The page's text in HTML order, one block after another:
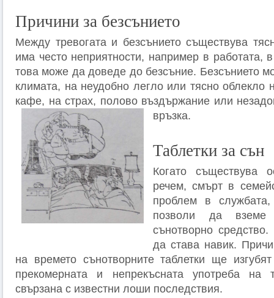
Причини за безсънието
Между тревогата и безсънието съществува
има често неприятности, например в работата,
това може да доведе до безсъние. Безсънието
климата, на неудобно легло или тясно облекло
кафе, на страх, полово въздържание или
връзка.
Таблетки за сън
Когато съществува
речем, смърт в
проблем в
позволи да вземе
сънотворно
да става навик.
на времето сънотворните таблетки ще
прекомерната и непрекъсната употреба на
свързана с известни лоши последствия.